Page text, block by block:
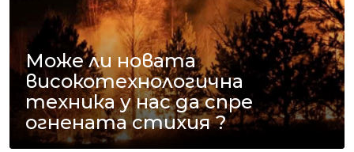
Може ли новата
високотехнологична
техника у нас да спре
огнената стихия ?